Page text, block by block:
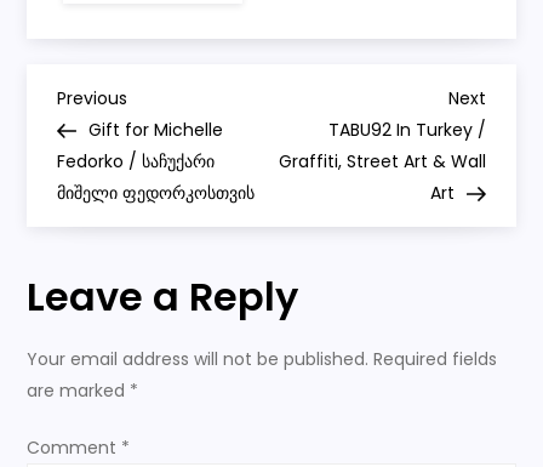
Loneliness
მარტოობის
მანტრა
მომღიმარი
სახით
P
o
s
t
a
v
Previous
Post
Previous
Gift for Michelle
Fedorko / საჩუქარი
მიშელი ფედორკოსთვის
Next
Post
Next
TABU92 In Turkey /
Graffiti, Street Art & Wall
Art
Leave a Reply
Your email address will not be published. Required fields
are marked *
Comment *